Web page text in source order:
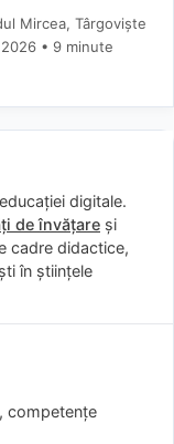
Mircea, Târgoviște
• 9 minute
digitale.
de învățare și
cadre didactice,
în științele
competențe